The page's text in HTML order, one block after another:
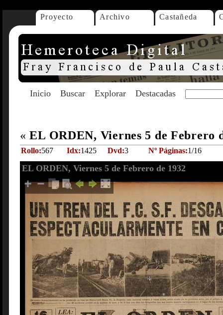
Proyecto Archivo Castañeda
Inicio Buscar Explorar Destacadas
« EL ORDEN, Viernes 5 de Febrero
Rollo:567 Idx:1425 Dvd:3 Nº Páginas:1/16
EL ORDEN, Viernes 5 de Febrero de 1932